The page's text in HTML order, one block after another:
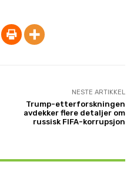
NESTE ARTIKKEL
Trump-etterforskningen
avdekker flere detaljer om
russisk FIFA-korrupsjon